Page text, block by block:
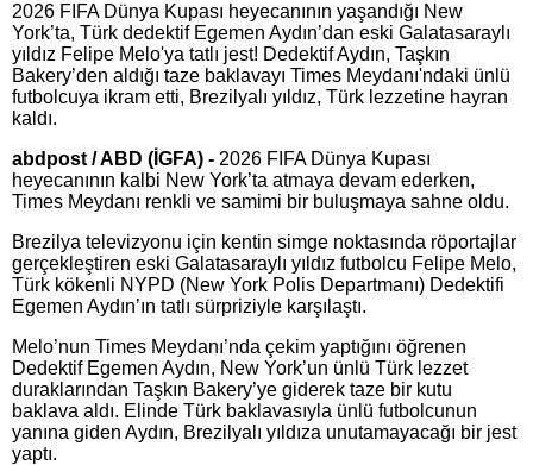
2026 FIFA Dünya Kupası heyecanının yaşandığı New
York’ta, Türk dedektif Egemen Aydın’dan eski Galatasaraylı
yıldız Felipe Melo'ya tatlı jest! Dedektif Aydın, Taşkın
Bakery’den aldığı taze baklavayı Times Meydanı'ndaki ünlü
futbolcuya ikram etti, Brezilyalı yıldız, Türk lezzetine hayran
kaldı.
abdpost / ABD (İGFA) - 2026 FIFA Dünya Kupası
heyecanının kalbi New York’ta atmaya devam ederken,
Times Meydanı renkli ve samimi bir buluşmaya sahne oldu.
Brezilya televizyonu için kentin simge noktasında röportajlar
gerçekleştiren eski Galatasaraylı yıldız futbolcu Felipe Melo,
Türk kökenli NYPD (New York Polis Departmanı) Dedektifi
Egemen Aydın’ın tatlı sürpriziyle karşılaştı.
Melo’nun Times Meydanı’nda çekim yaptığını öğrenen
Dedektif Egemen Aydın, New York’un ünlü Türk lezzet
duraklarından Taşkın Bakery’ye giderek taze bir kutu
baklava aldı. Elinde Türk baklavasıyla ünlü futbolcunun
yanına giden Aydın, Brezilyalı yıldıza unutamayacağı bir jest
yaptı.